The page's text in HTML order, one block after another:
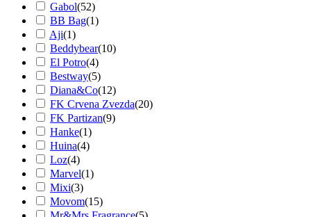
Gabol(52)
BB Bag(1)
Aji(1)
Beddybear(10)
El Potro(4)
Bestway(5)
Diana&Co(12)
FK Crvena Zvezda(20)
FK Partizan(9)
Hanke(1)
Huina(4)
Loz(4)
Marvel(1)
Mixi(3)
Movom(15)